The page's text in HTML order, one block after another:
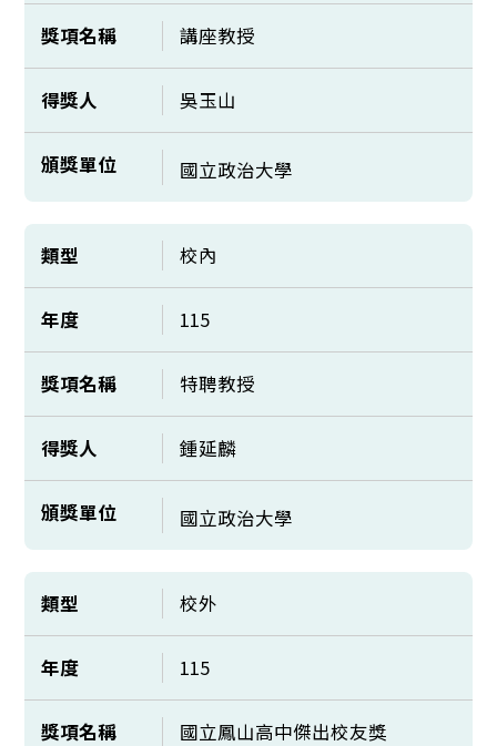
獎項名稱 講座教授
得獎人 吳玉山
頒獎單位 國立政治大學
類型 校內
年度 115
獎項名稱 特聘教授
得獎人 鍾延麟
頒獎單位 國立政治大學
類型 校外
年度 115
獎項名稱 國立鳳山高中傑出校友獎